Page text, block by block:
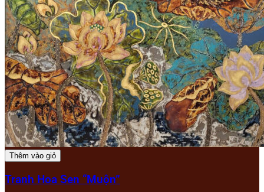
Thêm vào giỏ
Tranh Hoa Sen “Muộn”